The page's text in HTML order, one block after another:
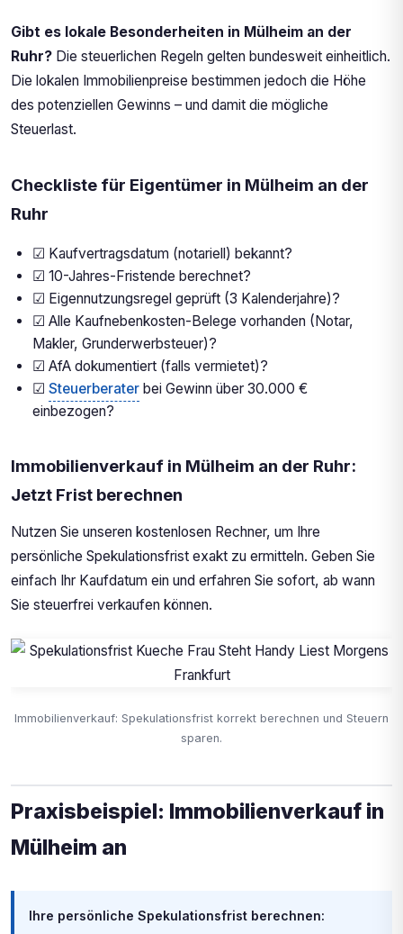
Gibt es lokale Besonderheiten in Mülheim an der
Ruhr? Die steuerlichen Regeln gelten bundesweit einheitlich.
Die lokalen Immobilienpreise bestimmen jedoch die Höhe
des potenziellen Gewinns – und damit die mögliche
Steuerlast.
Checkliste für Eigentümer in Mülheim an der
Ruhr
☑ Kaufvertragsdatum (notariell) bekannt?
☑ 10-Jahres-Fristende berechnet?
☑ Eigennutzungsregel geprüft (3 Kalenderjahre)?
☑ Alle Kaufnebenkosten-Belege vorhanden (Notar,
Makler, Grunderwerbsteuer)?
☑ AfA dokumentiert (falls vermietet)?
☑ Steuerberater bei Gewinn über 30.000 €
einbezogen?
Immobilienverkauf in Mülheim an der Ruhr:
Jetzt Frist berechnen
Nutzen Sie unseren kostenlosen Rechner, um Ihre
persönliche Spekulationsfrist exakt zu ermitteln. Geben Sie
einfach Ihr Kaufdatum ein und erfahren Sie sofort, ab wann
Sie steuerfrei verkaufen können.
Immobilienverkauf: Spekulationsfrist korrekt berechnen und Steuern
sparen.
Praxisbeispiel: Immobilienverkauf in
Mülheim an
Ihre persönliche Spekulationsfrist berechnen: